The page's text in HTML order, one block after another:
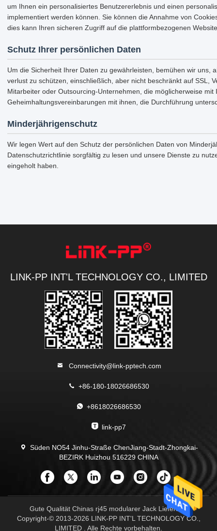
um Ihnen ein personalisiertes Benutzererlebnis und einen
implementiert werden können. Sie können die Annahme von
dies kann Ihren sicheren Zugriff auf die plattformbezogenen
Schutz Ihrer persönlichen Daten
Um die Sicherheit Ihrer Daten zu gewährleisten, bemühen wir
verlust zu schützen, einschließlich, aber nicht beschränkt auf SSL,
Mitarbeiter oder Outsourcing-Unternehmen, die möglicherweise
Geheimhaltungsvereinbarungen mit ihnen, die Durchführung
Minderjährigenschutz
Wir legen Wert auf den Schutz der persönlichen Daten von
Datenschutzrichtlinie sorgfältig zu lesen und unsere Dienste zu
eingeholt haben.
LINK-PP INT'L TECHNOLOGY CO., LIMITED
Connectivity@link-pptech.com
+86-180-18026686530
+8618026686530
link-pp7
Süden NO54 Jinhu-Straße ChenJiang-Stadt-Zhongkai-
BEZIRK Huizhou 516229 CHINA
Gute Qualität Chinas rj45 modularer Jack Lieferant.
Copyright-© 2013-2026 LINK-PP INT'L TECHNOLOGY CO.,
LIMITED . Alle Rechte vorbehalten.